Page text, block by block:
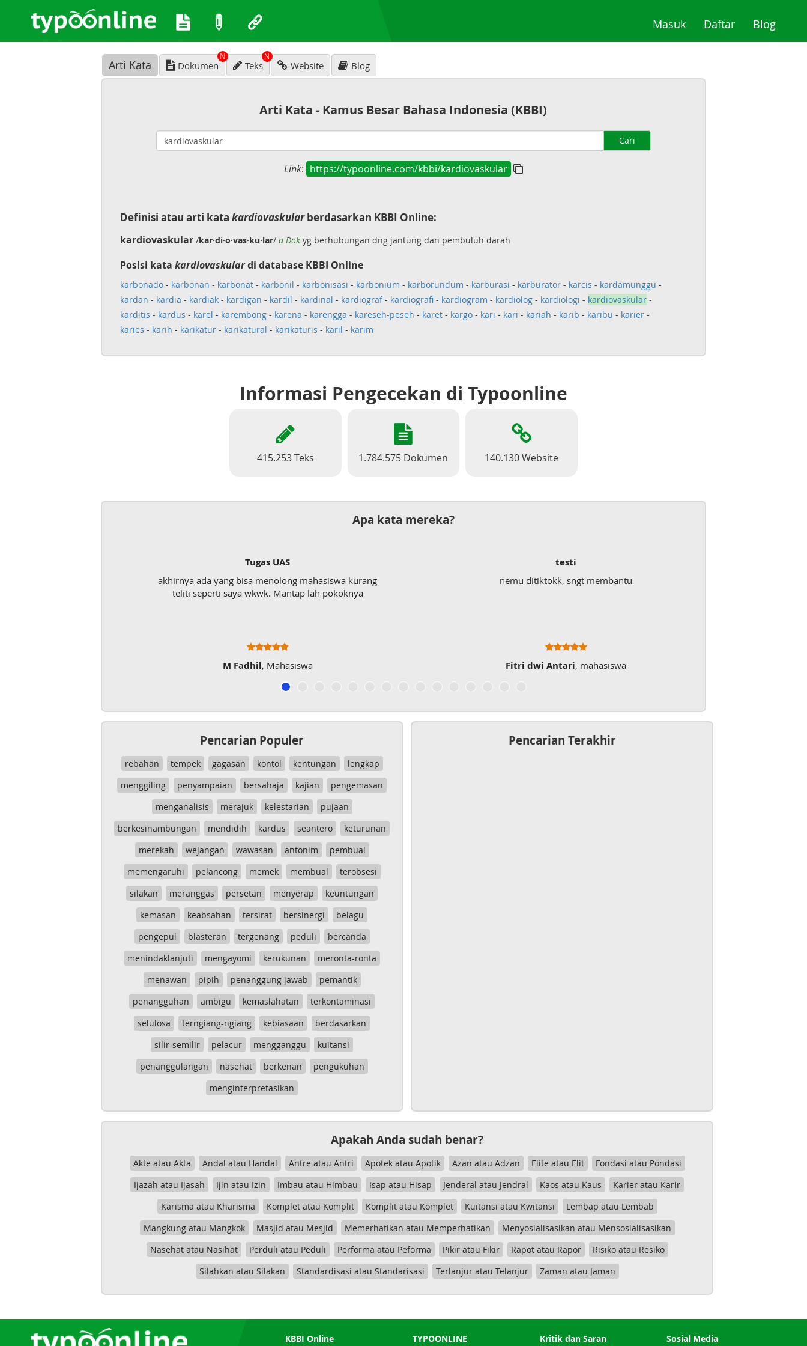
Masuk(current)
Daftar(current)
Blog
Arti Kata Dokumen
N
Teks
N
Website Blog
Arti Kata - Kamus Besar Bahasa Indonesia (KBBI)
Cari
Link: https://typoonline.com/kbbi/kardiovaskular
Definisi atau arti kata kardiovaskularberdasarkan KBBI Online:
kardiovaskular/kar·di·o·vas·ku·lar/ a Dok yg berhubungan dng jantung dan pembuluh darah
Posisi kata kardiovaskulardi database KBBI Online
karbonado- karbonan - karbonat- karbonil - karbonisasi - karbonium - karborundum - karburasi - karburator- karcis - kardamunggu -
kardan - kardia - kardiak- kardigan - kardil - kardinal - kardiograf- kardiografi - kardiogram - kardiolog- kardiologi - kardiovaskular-
karditis - kardus - karel - karembong- karena - karengga - kareseh-peseh - karet- kargo- kari - kari - kariah - karib - karibu - karier-
karies - karih - karikatur- karikatural - karikaturis - karil - karim
Informasi Pengecekan di Typoonline
415.253 Teks 1.784.575 Dokumen 140.130 Website
Apa kata mereka?
Tugas UAS
akhirnya ada yang bisa menolong mahasiswa kurang
teliti seperti saya wkwk. Mantap lah pokoknya
M Fadhil, Mahasiswa
testi
nemu ditiktokk, sngt membantu
Fitri dwi Antari, mahasiswa
Pencarian Populer
rebahan tempek gagasan kontol kentungan
lengkap
menggiling
penyampaian bersahaja kajian
pengemasan
menganalisis
merajuk kelestarian
pujaan
berkesinambungan
mendidih kardus seantero
keturunan
merekah
wejangan wawasan antonim
pembual
memengaruhi
pelancong memek membual
terobsesi
silakan
meranggas persetan menyerap
keuntungan
kemasan
keabsahan tersirat bersinergi
belagu
pengepul
blasteran tergenang peduli
bercanda
menindaklanjuti
mengayomi kerukunan
meronta-ronta
menawan
pipih penanggung jawab
pemantik
penangguhan
ambigu kemaslahatan
terkontaminasi
selulosa
terngiang-ngiang kebiasaan
berdasarkan
silir-semilir
pelacur mengganggu
kuitansi
penanggulangan
nasehat berkenan
pengukuhan
menginterpretasikan
Pencarian Terakhir
Apakah Anda sudah benar?
Akte atau Akta Andal atau Handal Antre atau Antri Apotek atau Apotik Azan atau Adzan Elite atau Elit
Fondasi atau Pondasi
Ijazah atau Ijasah
Ijin atau Izin Imbau atau Himbau Isap atau Hisap Jenderal atau Jendral Kaos atau Kaus
Karier atau Karir
Karisma atau Kharisma
Komplet atau Komplit Komplit atau Komplet Kuitansi atau Kwitansi
Lembap atau Lembab
Mangkung atau Mangkok
Masjid atau Mesjid Memerhatikan atau Memperhatikan
Menyosialisasikan atau Mensosialisasikan
Nasehat atau Nasihat
Perduli atau Peduli Performa atau Peforma Pikir atau Fikir Rapot atau Rapor
Risiko atau Resiko
Silahkan atau Silakan
Standardisasi atau Standarisasi Terlanjur atau Telanjur Zaman atau Jaman
KBBI Online TYPOONLINE Kritik dan Saran Sosial Media